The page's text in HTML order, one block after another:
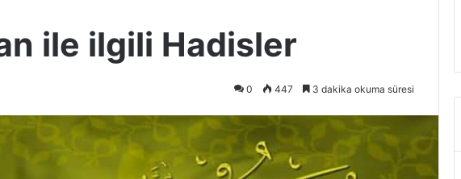
ile ilgili Hadisler
0 447 3 dakika okuma süresi